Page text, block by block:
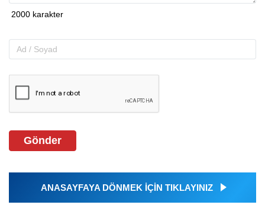
Gönder
ANASAYFAYA DÖNMEK İÇİN TIKLAYINIZ